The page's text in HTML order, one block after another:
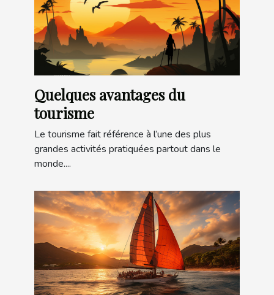
Quelques avantages du
tourisme
Le tourisme fait référence à l’une des plus
grandes activités pratiquées partout dans le
monde....